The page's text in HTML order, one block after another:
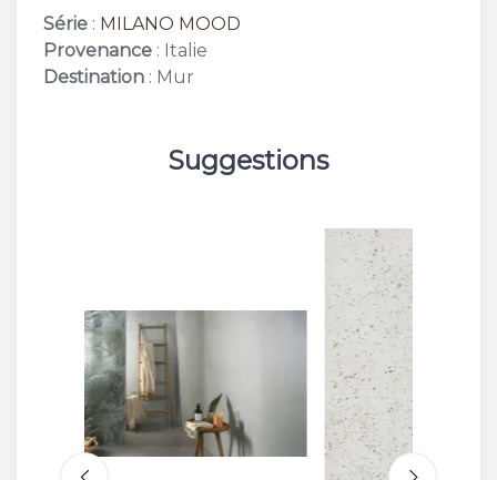
Série : MILANO MOOD
Provenance : Italie
Destination : Mur
Suggestions